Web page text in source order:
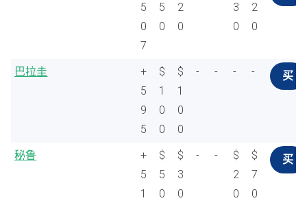
5
0
7
5
0
2
0
3
0
2
0
巴拉圭
+
5
9
5
$
1
0
0
$
1
0
0
- - - - 买
秘鲁
+
5
1
$
5
0
$
3
0
- -
$
2
0
$
7
0
买